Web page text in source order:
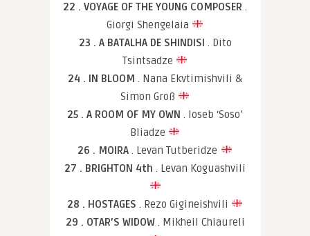
22 . VOYAGE OF THE YOUNG COMPOSER .
Giorgi Shengelaia
23 . A BATALHA DE SHINDISI . Dito
Tsintsadze
24 . IN BLOOM . Nana Ekvtimishvili &
Simon Groß
25 . A ROOM OF MY OWN . Ioseb ‘Soso’
Bliadze
26 . MOIRA. Levan Tutberidze
27 . BRIGHTON 4th . Levan Koguashvili
28 . HOSTAGES . Rezo Gigineishvili
29 . OTAR’S WIDOW . Mikheil Chiaureli